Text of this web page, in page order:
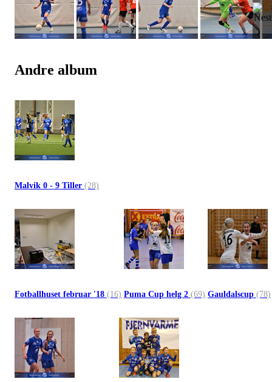
Andre album
Malvik 0 - 9 Tiller (28)
Fotballhuset februar '18 (16) Puma Cup helg 2 (69) Gauldalscup (78)